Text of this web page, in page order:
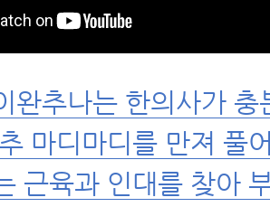
완추나는 한의사가 충
마디마디를 만져 풀
근육과 인대를 찾아